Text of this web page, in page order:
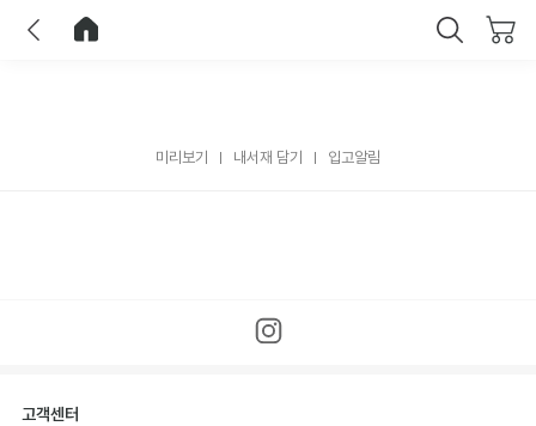
미리보기 내서재 담기 입고알림
고객센터